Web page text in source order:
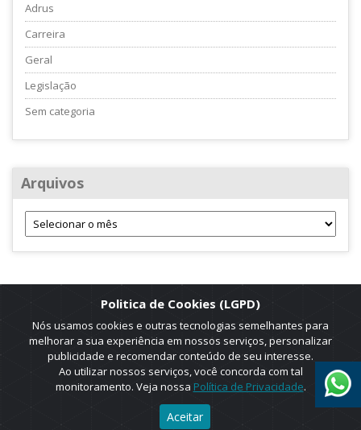
Adrus
Carreira
Geral
Legislação
Sem categoria
Arquivos
2025 © Copyright. ADRUS. Todos os direitos reservados. Designed by
AGT Online.
Politica de Cookies (LGPD)
Nós usamos cookies e outras tecnologias semelhantes para
melhorar a sua experiência em nossos serviços, personalizar
publicidade e recomendar conteúdo de seu interesse.
Ao utilizar nossos serviços, você concorda com tal
monitoramento. Veja nossa Política de Privacidade.
Aceitar